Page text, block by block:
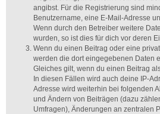
angibst. Für die Registrierung sind
Benutzername, eine E-Mail-Adresse
Wenn durch den Betreiber weitere
wurden, so ist dies für dich vor deren
Wenn du einen Beitrag oder eine
werden die dort eingegebenen Daten
Gleiches gilt, wenn du einen Beitrag
In diesen Fällen wird auch deine IP-
Adresse wird weiterhin bei folgenden
und Ändern von Beiträgen (dazu
Umfragen), Änderungen an zentralen